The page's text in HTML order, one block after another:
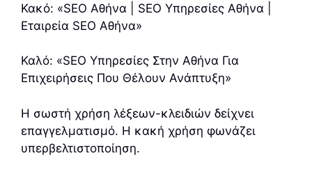
Κακό: «SEO Αθήνα | SEO Υπηρεσίες Αθήνα |
Εταιρεία SEO Αθήνα»
Καλό: «SEO Υπηρεσίες Στην Αθήνα Για
Επιχειρήσεις Που Θέλουν Ανάπτυξη»
Η σωστή χρήση λέξεων-κλειδιών δείχνει
επαγγελματισμό. Η κακή χρήση φωνάζει
υπερβελτιστοποίηση.